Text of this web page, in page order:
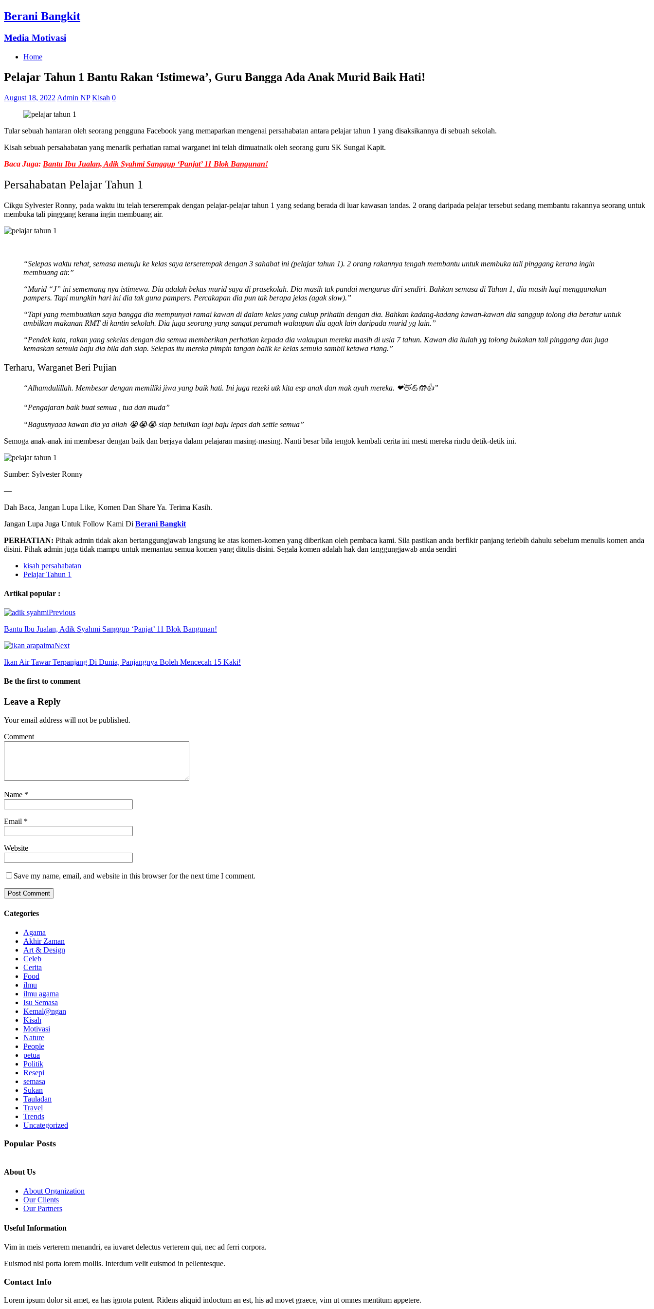
Berani Bangkit
Media Motivasi
Home
Pelajar Tahun 1 Bantu Rakan ‘Istimewa’, Guru Bangga Ada Anak Murid Baik Hati!
August 18, 2022 Admin NP Kisah 0
Tular sebuah hantaran oleh seorang pengguna Facebook yang memaparkan mengenai persahabatan antara pelajar tahun 1 yang disaksikannya di sebuah sekolah.
Kisah sebuah persahabatan yang menarik perhatian ramai warganet ini telah dimuatnaik oleh seorang guru SK Sungai Kapit.
Baca Juga: Bantu Ibu Jualan, Adik Syahmi Sanggup ‘Panjat’ 11 Blok Bangunan!
Persahabatan Pelajar Tahun 1
Cikgu Sylvester Ronny, pada waktu itu telah terserempak dengan pelajar-pelajar tahun 1 yang sedang berada di luar kawasan tandas. 2 orang daripada pelajar tersebut sedang membantu rakannya seorang untuk
membuka tali pinggang kerana ingin membuang air.
“Selepas waktu rehat, semasa menuju ke kelas saya terserempak dengan 3 sahabat ini (pelajar tahun 1). 2 orang rakannya tengah membantu untuk membuka tali pinggang kerana ingin
membuang air.”
“Murid “J” ini sememang nya istimewa. Dia adalah bekas murid saya di prasekolah. Dia masih tak pandai mengurus diri sendiri. Bahkan semasa di Tahun 1, dia masih lagi menggunakan
pampers. Tapi mungkin hari ini dia tak guna pampers. Percakapan dia pun tak berapa jelas (agak slow).”
“Tapi yang membuatkan saya bangga dia mempunyai ramai kawan di dalam kelas yang cukup prihatin dengan dia. Bahkan kadang-kadang kawan-kawan dia sanggup tolong dia beratur untuk
ambilkan makanan RMT di kantin sekolah. Dia juga seorang yang sangat peramah walaupun dia agak lain daripada murid yg lain.”
“Pendek kata, rakan yang sekelas dengan dia semua memberikan perhatian kepada dia walaupun mereka masih di usia 7 tahun. Kawan dia itulah yg tolong bukakan tali pinggang dan juga
kemaskan semula baju dia bila dah siap. Selepas itu mereka pimpin tangan balik ke kelas semula sambil ketawa riang.”
Terharu, Warganet Beri Pujian
“Alhamdulillah. Membesar dengan memiliki jiwa yang baik hati. Ini juga rezeki utk kita esp anak dan mak ayah mereka. ❤👋💪🤲👍”
“Pengajaran baik buat semua , tua dan muda”
“Bagusnyaaa kawan dia ya allah 😭😭😭 siap betulkan lagi baju lepas dah settle semua”
Semoga anak-anak ini membesar dengan baik dan berjaya dalam pelajaran masing-masing. Nanti besar bila tengok kembali cerita ini mesti mereka rindu detik-detik ini.
Sumber: Sylvester Ronny
—
Dah Baca, Jangan Lupa Like, Komen Dan Share Ya. Terima Kasih.
Jangan Lupa Juga Untuk Follow Kami Di Berani Bangkit
PERHATIAN: Pihak admin tidak akan bertanggungjawab langsung ke atas komen-komen yang diberikan oleh pembaca kami. Sila pastikan anda berfikir panjang terlebih dahulu sebelum menulis komen anda
disini. Pihak admin juga tidak mampu untuk memantau semua komen yang ditulis disini. Segala komen adalah hak dan tanggungjawab anda sendiri
kisah persahabatan
Pelajar Tahun 1
Artikal popular :
Previous
Bantu Ibu Jualan, Adik Syahmi Sanggup ‘Panjat’ 11 Blok Bangunan!
Next
Ikan Air Tawar Terpanjang Di Dunia, Panjangnya Boleh Mencecah 15 Kaki!
Be the first to comment
Leave a Reply
Your email address will not be published.
Comment
Name *
Email *
Website
Save my name, email, and website in this browser for the next time I comment.
Categories
Agama
Akhir Zaman
Art & Design
Celeb
Cerita
Food
ilmu
ilmu agama
Isu Semasa
Kemal@ngan
Kisah
Motivasi
Nature
People
petua
Politik
Resepi
semasa
Sukan
Tauladan
Travel
Trends
Uncategorized
Popular Posts
About Us
About Organization
Our Clients
Our Partners
Useful Information
Vim in meis verterem menandri, ea iuvaret delectus verterem qui, nec ad ferri corpora.
Euismod nisi porta lorem mollis. Interdum velit euismod in pellentesque.
Contact Info
Lorem ipsum dolor sit amet, ea has ignota putent. Ridens aliquid indoctum an est, his ad movet graece, vim ut omnes mentitum appetere.